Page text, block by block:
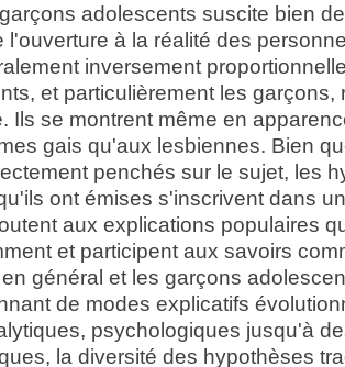
adolescents suscite bien
l'ouverture à la réalité des
inversement
et particulièrement les garçons,
Ils se montrent même en
gais qu'aux lesbiennes. Bien
penchés sur le sujet, les
ont émises s'inscrivent dans
aux explications populaires
et participent aux savoirs
général et les garçons
de modes explicatifs
psychologiques jusqu'à
la diversité des hypothèses